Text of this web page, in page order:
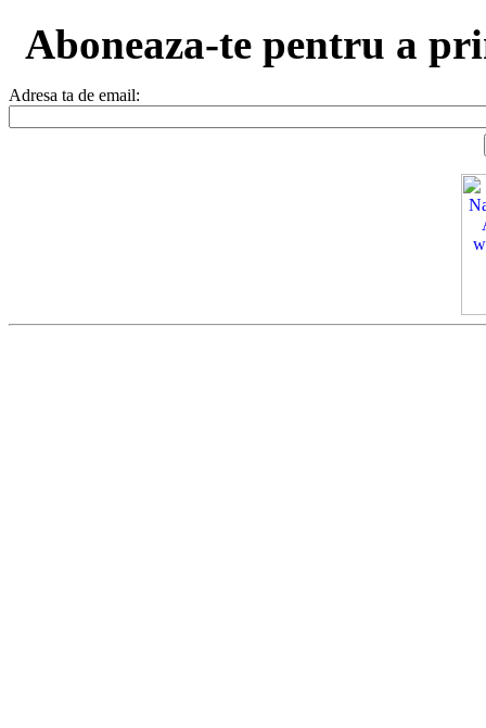
Aboneaza-te pentru a
Adresa ta de email: